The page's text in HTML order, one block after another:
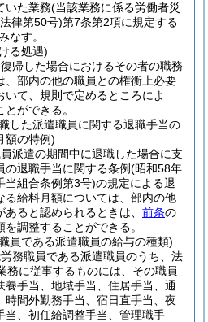
いた業務(当該業務に係る労働者災
律第50号)第7条第2項に規定する
なす。
る処遇)
帰した場合におけるその者の職務
、部内の他の職員との権衡上必要
いて、規則で定めるところによ
ができる。
した派遣職員に関する退職手当の
額の特例)
派遣の期間中に退職した場合に支
退職手当に関する条例(昭和58年
当組合条例第3号)の規定による退
る給料月額については、部内の他
ると認められるときは、 前条の
調整することができる。
員である派遣職員の給与の種類)
務職員である派遣職員のうち、法
務に従事するものには、その職員
養手当、地域手当、住居手当、通
時間外勤務手当、宿日直手当、夜
当、初任給調整手当、管理職手